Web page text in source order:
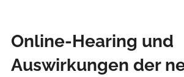
Online-Hearing und
Auswirkungen der